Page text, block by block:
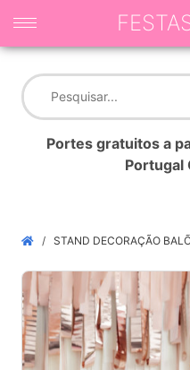
Portes gratuitos a
Portugal
STAND DECORAÇÃO